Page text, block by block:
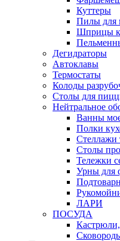
Куттеры
Пилы для
Шприцы
Дегидраторы
Автоклавы
Термостаты
Колоды
Столы для
Нейтральное
Ванны
Полки
Стеллажи
Столы
Тележки
Урны для
ЛАРИ
ПОСУДА